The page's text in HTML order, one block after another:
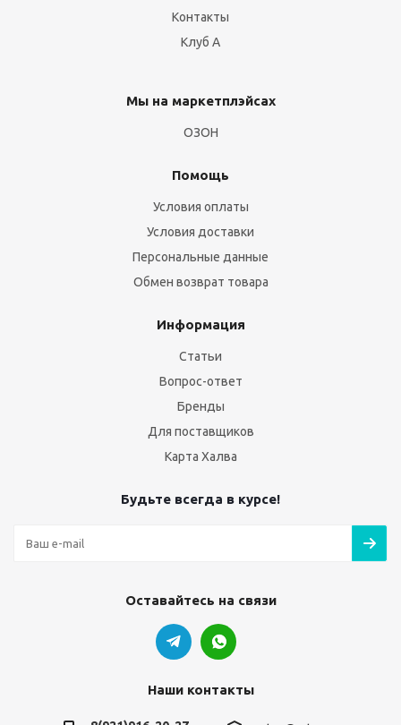
Контакты
Клуб А
Мы на маркетплэйсах
ОЗОН
Помощь
Условия оплаты
Условия доставки
Персональные данные
Обмен возврат товара
Информация
Статьи
Вопрос-ответ
Бренды
Для поставщиков
Карта Халва
Будьте всегда в курсе!
Оставайтесь на связи
Наши контакты